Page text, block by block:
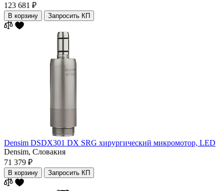
123 681 ₽
В корзину Запросить КП
Densim DSDX301 DX SRG хирургический микромотор, LED
Densim, Словакия
71 379 ₽
В корзину Запросить КП